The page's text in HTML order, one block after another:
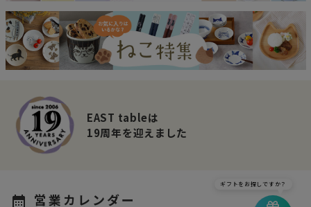
EAST tableは
19周年を迎えました
calendar_month 営業カレンダー
ギフトをお探しですか？